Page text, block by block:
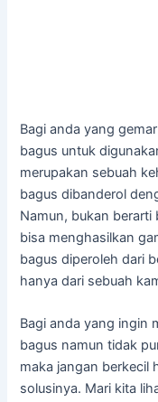
Bagi anda yang
bagus untuk
merupakan sebuah
bagus dibanderol
Namun, bukan
bisa menghasilkan
bagus diperoleh dari
hanya dari sebuah
Bagi anda yang ingin
bagus namun tidak
maka jangan berkecil
solusinya. Mari kita